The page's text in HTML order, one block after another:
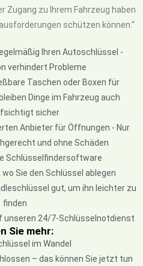
Zugang zu Ihrem Fahrzeug haben
schützen können.“
Ihren Autoschlüssel -
verhindert Probleme
Taschen oder Boxen für
Dinge im Fahrzeug auch
sicher
Anbieter für Öffnungen - Nur
und ohne Schäden
Schlüsselfindersoftware
Sie den Schlüssel ablegen
gut, um ihn leichter zu
finden
unseren 24/7-Schlüsselnotdienst
Sie mehr:
im Wandel
– das können Sie jetzt tun